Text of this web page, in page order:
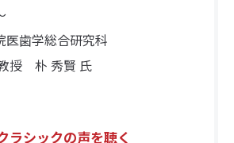
医歯学総合研究科
授 朴 秀賢 氏
ラシックの声を聴く